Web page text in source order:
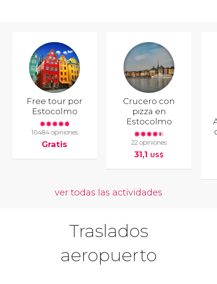
Free tour por
Estocolmo
10484 opiniones
Gratis
Crucero con
pizza en
Estocolmo
22 opiniones
31,1 US$
ver todas las actividades
Traslados
aeropuerto